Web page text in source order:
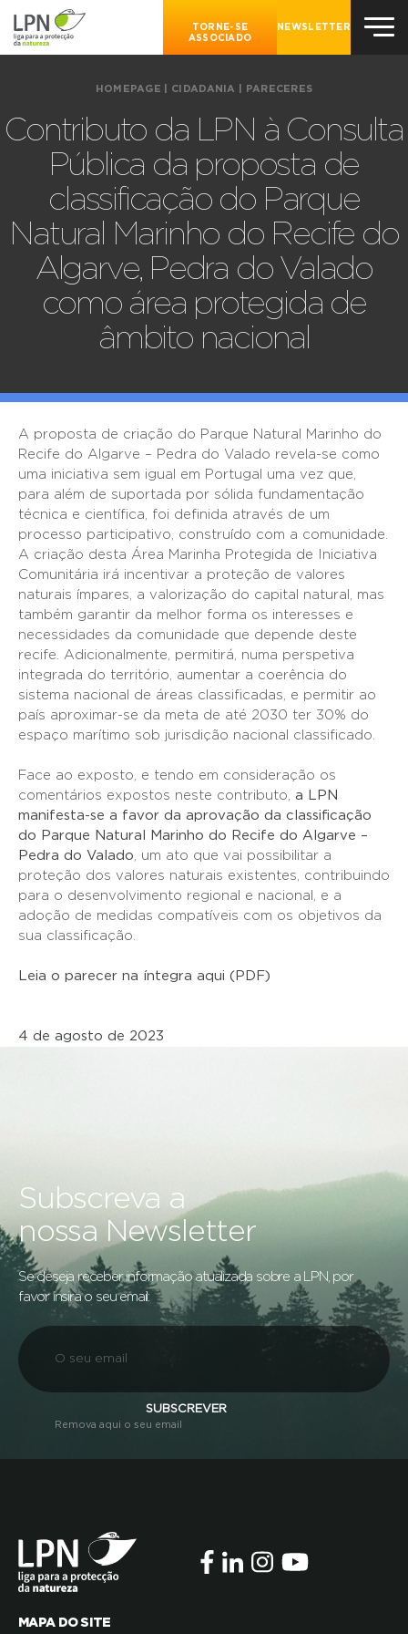
TORNE-SE
ASSOCIADO
NEWSLETTER
HOMEPAGE CIDADANIA PARECERES
Contributo da LPN à Consulta
Pública da proposta de
classificação do Parque
Natural Marinho do Recife do
Algarve, Pedra do Valado
como área protegida de
âmbito nacional
A proposta de criação do Parque Natural Marinho do
Recife do Algarve – Pedra do Valado revela-se como
uma iniciativa sem igual em Portugal uma vez que,
para além de suportada por sólida fundamentação
técnica e científica, foi definida através de um
processo participativo, construído com a comunidade.
A criação desta Área Marinha Protegida de Iniciativa
Comunitária irá incentivar a proteção de valores
naturais ímpares, a valorização do capital natural, mas
também garantir da melhor forma os interesses e
necessidades da comunidade que depende deste
recife. Adicionalmente, permitirá, numa perspetiva
integrada do território, aumentar a coerência do
sistema nacional de áreas classificadas, e permitir ao
país aproximar-se da meta de até 2030 ter 30% do
espaço marítimo sob jurisdição nacional classificado.
Face ao exposto, e tendo em consideração os
comentários expostos neste contributo, a LPN
manifesta-se a favor da aprovação da classificação
do Parque Natural Marinho do Recife do Algarve –
Pedra do Valado, um ato que vai possibilitar a
proteção dos valores naturais existentes, contribuindo
para o desenvolvimento regional e nacional, e a
adoção de medidas compatíveis com os objetivos da
sua classificação.
Leia o parecer na íntegra aqui (PDF)
4 de agosto de 2023
Subscreva a
nossa Newsletter
Se deseja receber informação atualizada sobre a LPN, por
favor insira o seu email:
SUBSCREVER
Remova aqui o seu email
MAPA DO SITE